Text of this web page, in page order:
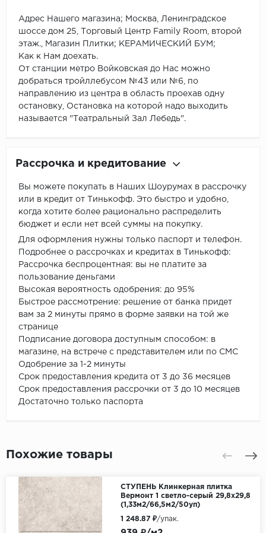
Адрес Нашего магазина; Москва, Ленинградское
шоссе дом 25, Торговый Центр Family Room, второй
этаж., Магазин Плитки; КЕРАМИЧЕСКИЙ БУМ;
Как к Нам доехать.
От станции метро Войковская до Нас можно
добраться тройллебусом №43 или №6, по
направлению из центра в область проехав одну
остановку, Остановка на которой надо выходить
называется "Театральный Зал Лебедь".
Рассрочка и кредитование
Вы можете покупать в Наших Шоурумах в рассрочку
или в кредит от Тинькофф. Это быстро и удобно,
когда хотите более рационально распределить
бюджет и если нет всей суммы на покупку.
Для оформления нужны только паспорт и телефон.
Подробнее о рассрочках и кредитах в Тинькофф:
Рассрочка беспроцентная: вы не платите за
пользование деньгами
Высокая вероятность одобрения: до 95%
Быстрое рассмотрение: решение от банка придет
вам за 2 минуты прямо в форме заявки на той же
странице
Подписание договора доступным способом: в
магазине, на встрече с представителем или по СМС
Одобрение за 1-2 минуты
Срок предоставления кредита от 3 до 36 месяцев
Срок предоставления рассрочки от 3 до 10 месяцев
Достаточно только паспорта
Похожие товары
СТУПЕНЬ Клинкерная плитка
Вермонт 1 светло-серый 29,8х29,8
(1,33м2/66,5м2/50уп)
1 248.87 ₽/упак.